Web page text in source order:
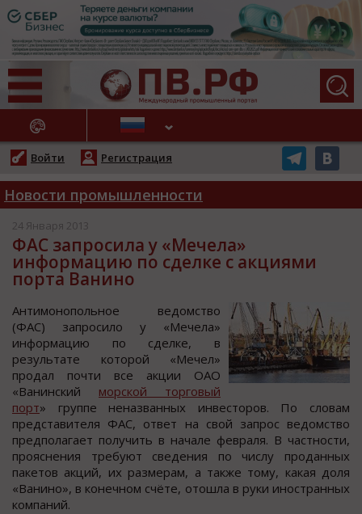
НОВОСТИ
Войти Регистрация
Новости промышленности
24 Января 2013
ФАС запросила у «Мечела»
информацию по сделке с акциями
порта Ванино
Антимонопольное ведомство
(ФАС) запросило у «Мечела»
информацию по сделке, в
результате которой «Мечел»
продал почти все акции ОАО
«Ванинский морской торговый
порт» группе неназванных инвесторов. По словам
представителя ФАС, ответ на свой запрос ведомство
предполагает получить в начале февраля. В частности,
прояснения требуют сведения по числу проданных
пакетов акций, их размерам, а также тому, какая доля
«Ванино», в конечном счёте, отошла в руки иностранных
компаний.